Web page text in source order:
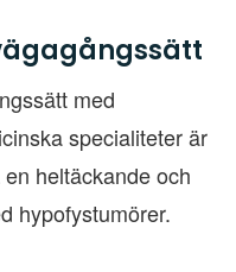
med
specialiteter är
heltäckande och
hypofystumörer.